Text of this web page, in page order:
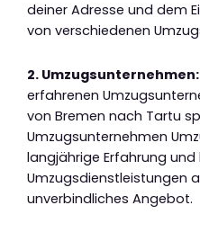
deiner Adresse und dem
von verschiedenen
2. Umzugsunternehmen:
erfahrenen
von Bremen nach Tartu
Umzugsunternehmen
langjährige Erfahrung
Umzugsdienstleistungen
unverbindliches Angebot.